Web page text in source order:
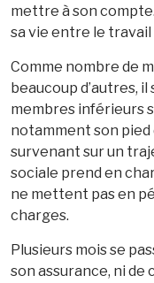
mettre à son
sa vie entre le
Comme nombre de
beaucoup d’autres,
membres inférieurs
notamment son pied
survenant sur un
sociale prend en
ne mettent pas en
charges.
Plusieurs mois se
son assurance, ni de